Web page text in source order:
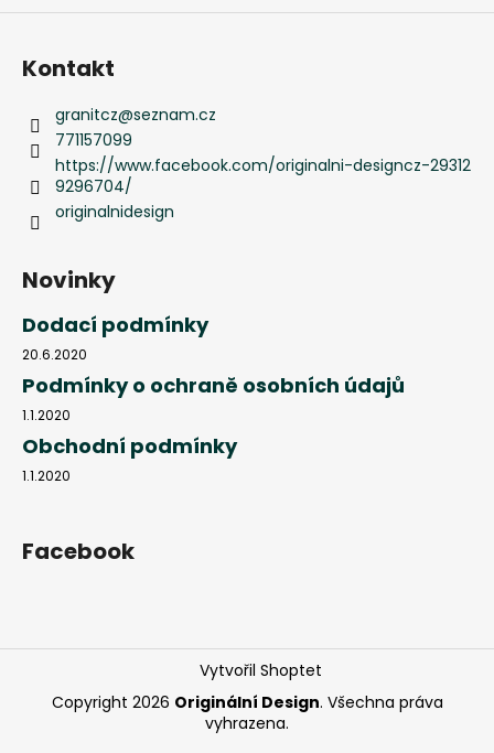
p
Kontakt
granitcz@seznam.cz
771157099
https://www.facebook.com/originalni-designcz-29312
9296704/
originalnidesign
Novinky
Dodací podmínky
20.6.2020
Podmínky o ochraně osobních údajů
1.1.2020
Obchodní podmínky
1.1.2020
Facebook
Vytvořil Shoptet
Copyright 2026 Originální Design. Všechna práva
vyhrazena.